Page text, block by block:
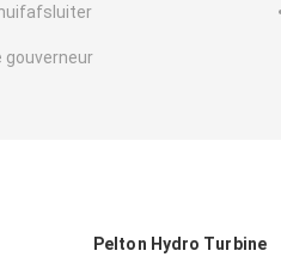
gouverneur
Pelton Hydro Turbine